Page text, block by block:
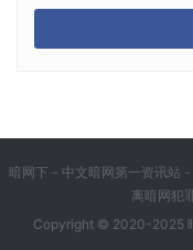
暗网下 - 中文暗网第一资讯站
离暗网犯
Copyright © 2020-2025